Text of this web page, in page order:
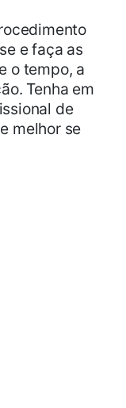
e faça as
o tempo, a
Tenha em
de
melhor se